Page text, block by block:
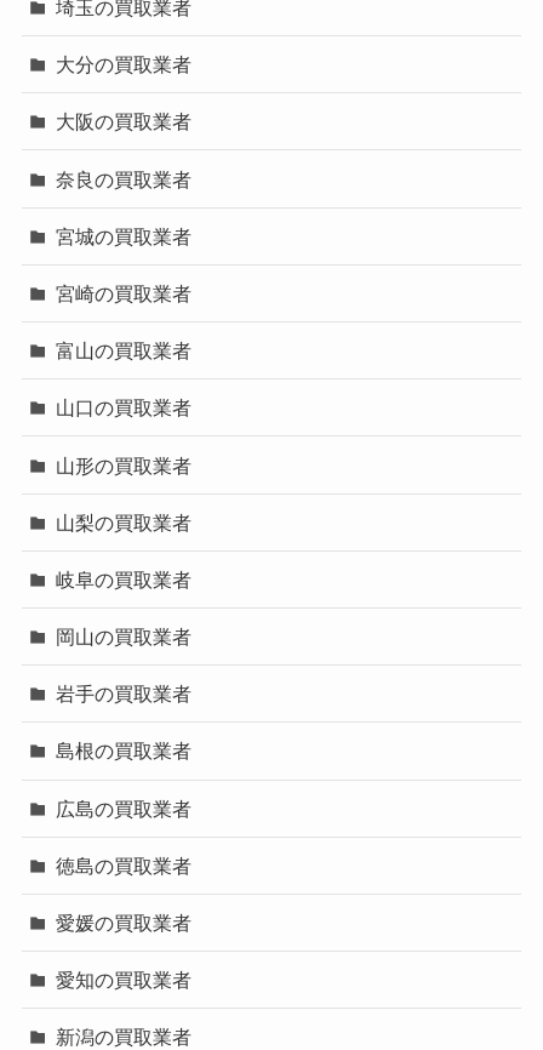
埼玉の買取業者
大分の買取業者
大阪の買取業者
奈良の買取業者
宮城の買取業者
宮崎の買取業者
富山の買取業者
山口の買取業者
山形の買取業者
山梨の買取業者
岐阜の買取業者
岡山の買取業者
岩手の買取業者
島根の買取業者
広島の買取業者
徳島の買取業者
愛媛の買取業者
愛知の買取業者
新潟の買取業者